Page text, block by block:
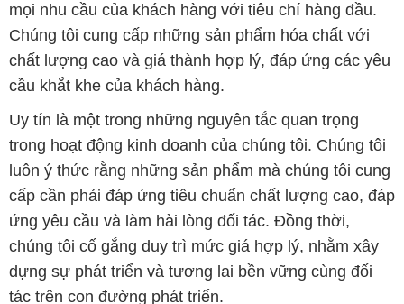
mọi nhu cầu của khách hàng với tiêu chí hàng đầu.
Chúng tôi cung cấp những sản phẩm hóa chất với
chất lượng cao và giá thành hợp lý, đáp ứng các yêu
cầu khắt khe của khách hàng.
Uy tín là một trong những nguyên tắc quan trọng
trong hoạt động kinh doanh của chúng tôi. Chúng tôi
luôn ý thức rằng những sản phẩm mà chúng tôi cung
cấp cần phải đáp ứng tiêu chuẩn chất lượng cao, đáp
ứng yêu cầu và làm hài lòng đối tác. Đồng thời,
chúng tôi cố gắng duy trì mức giá hợp lý, nhằm xây
dựng sự phát triển và tương lai bền vững cùng đối
tác trên con đường phát triển.